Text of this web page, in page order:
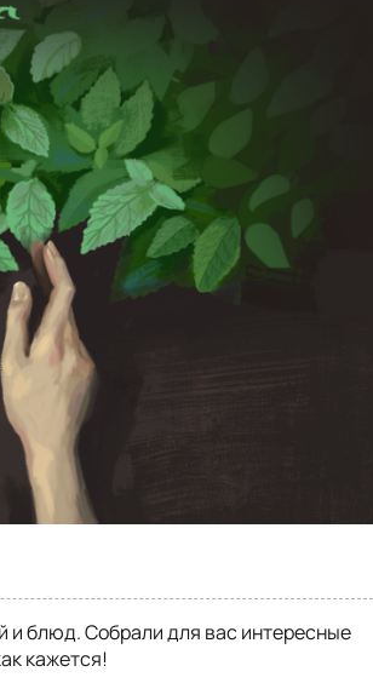
и блюд. Собрали для вас интересные
кажется!